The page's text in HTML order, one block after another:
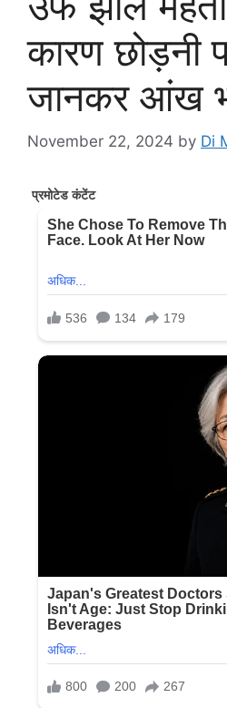
कारण छोड़नी
जानकर आंख
November 22, 2024 by Di